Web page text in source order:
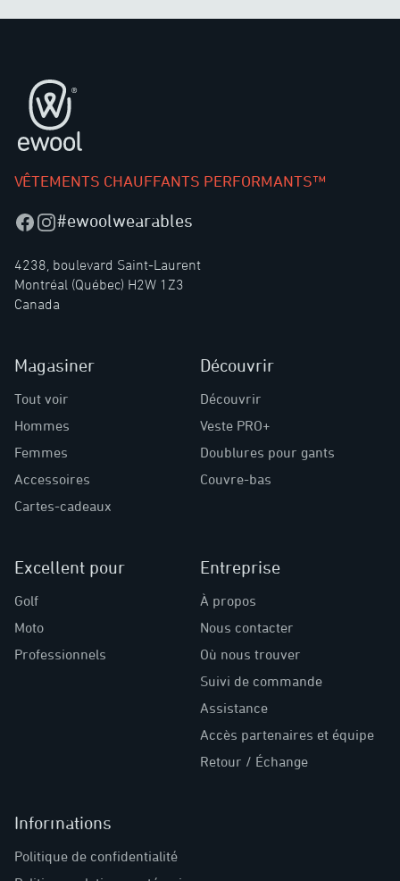
Pied de page
VÊTEMENTS CHAUFFANTS PERFORMANTS™
Facebook
Instagram
#ewoolwearables
4238, boulevard Saint-Laurent
Montréal (Québec) H2W 1Z3
Canada
Magasiner
Tout voir
Hommes
Femmes
Accessoires
Cartes-cadeaux
Découvrir
Découvrir
Veste PRO+
Doublures pour gants
Couvre-bas
Excellent pour
Golf
Moto
Professionnels
Entreprise
À propos
Nous contacter
Où nous trouver
Suivi de commande
Assistance
Accès partenaires et équipe
Retour / Échange
Informations
Politique de confidentialité